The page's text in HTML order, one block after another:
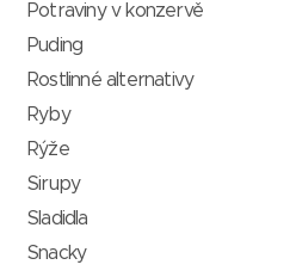
Potraviny v konzervě
Puding
Rostlinné alternativy
Ryby
Rýže
Sirupy
Sladidla
Snacky